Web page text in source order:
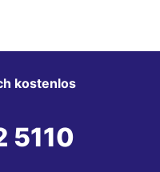
kostenlos
5110